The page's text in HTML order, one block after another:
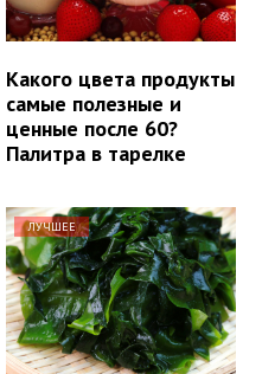
Какого цвета продукты
самые полезные и
ценные после 60?
Палитра в тарелке
ЛУЧШЕЕ